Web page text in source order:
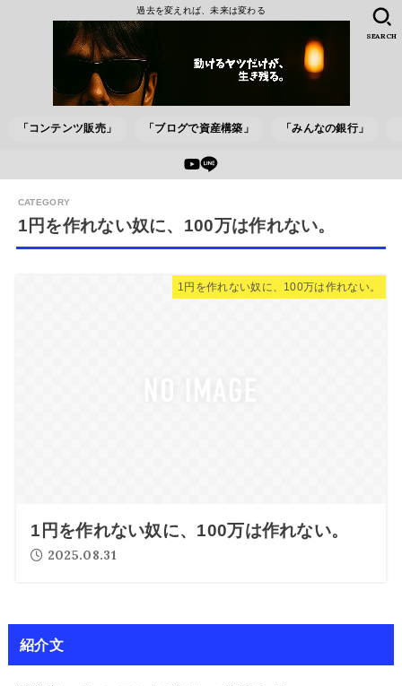
過去を変えれば、未来は変わる
「コンテンツ販売」 「ブログで資産構築」 「みんなの銀行」
SEARCH
1円を作れない奴に、100万は作れない。
1円を作れない奴に、100万は作れない。
1円を作れない奴に、100万は作れない。
2025.08.31
紹介文